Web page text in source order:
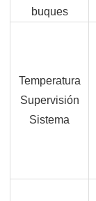
buques
Temperatura
Supervisión
Sistema